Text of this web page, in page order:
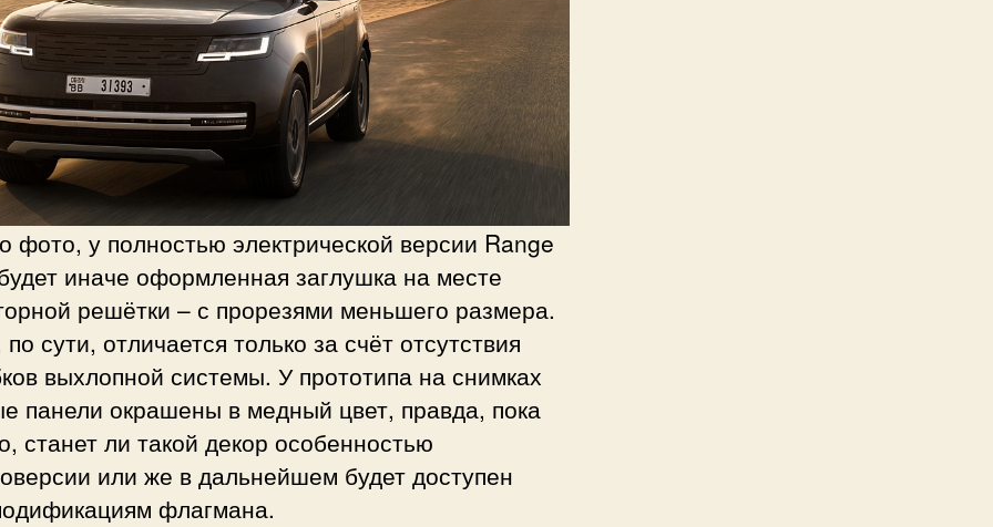
фото, у полностью электрической версии Range
иначе оформленная заглушка на месте
решётки – с прорезями меньшего размера.
сути, отличается только за счёт отсутствия
выхлопной системы. У прототипа на снимках
панели окрашены в медный цвет, правда, пока
станет ли такой декор особенностью
или же в дальнейшем будет доступен
флагмана.